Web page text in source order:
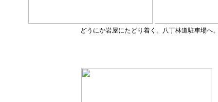
どうにか岩屋にたどり着く。八丁林道駐車場へ